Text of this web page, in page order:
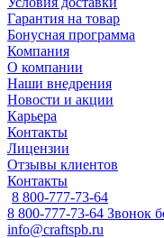
Гарантия на товар
Бонусная программа
Компания
О компании
Наши внедрения
Новости и акции
Карьера
Контакты
Лицензии
Отзывы клиентов
Контакты
8 800-777-73-64
8 800-777-73-64 Звонок
info@craftspb.ru